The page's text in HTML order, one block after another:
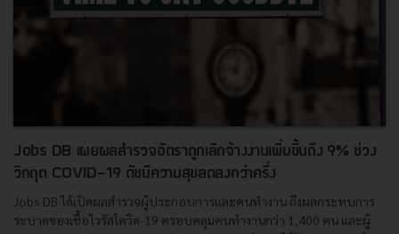
Jobs DB เผยผลสำรวจอัตราถูกเลิกจ้างงานเพิ่มขึ้นถึง 9% ช่วง
วิกฤต COVID-19 ดัชนีความสุขลดลงกว่าครึ่ง
Jobs DB ได้เปิดผลสำรวจผู้ประกอบการและคนทำงาน ถึงผลกระทบการ
ระบาดของเชื้อไวรัสโควิด-19 ครอบคลุมคนทำงานกว่า 1,400 คน และผู้